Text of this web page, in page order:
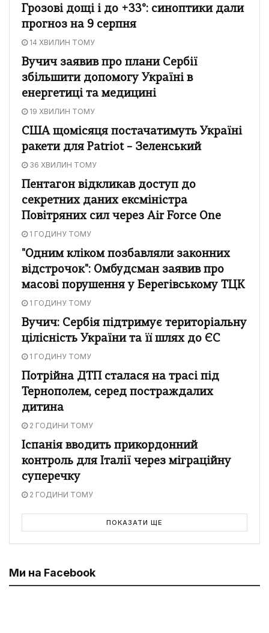
Грозові дощі і до +33°: синоптики дали
прогноз на 9 серпня
14 ХВИЛИН ТОМУ
Вучич заявив про плани Сербії
збільшити допомогу Україні в
енергетиці та медицині
19 ХВИЛИН ТОМУ
США щомісяця постачатимуть Україні
ракети для Patriot – Зеленський
36 ХВИЛИН ТОМУ
Пентагон відкликав доступ до
секретних даних ексміністра
Повітряних сил через Air Force One
1 ГОДИНУ ТОМУ
"Одним кліком позбавляли законних
відстрочок": Омбудсман заявив про
масові порушення у Берегівському ТЦК
1 ГОДИНУ ТОМУ
Вучич: Сербія підтримує територіальну
цілісність України та її шлях до ЄС
1 ГОДИНУ ТОМУ
Потрійна ДТП сталася на трасі під
Тернополем, серед постраждалих
дитина
2 ГОДИНИ ТОМУ
Іспанія вводить прикордонний
контроль для Італії через міграційну
суперечку
2 ГОДИНИ ТОМУ
ПОКАЗАТИ ЩЕ
Ми на Facebook